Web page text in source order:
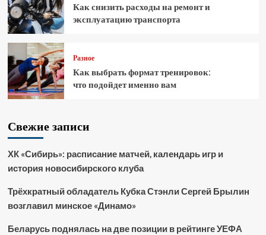
Как снизить расходы на ремонт и
эксплуатацию транспорта
Разное
Как выбрать формат тренировок:
что подойдет именно вам
Свежие записи
ХК «Сибирь»: расписание матчей, календарь игр и
история новосибирского клуба
Трёхкратный обладатель Кубка Стэнли Сергей Брылин
возглавил минское «Динамо»
Беларусь поднялась на две позиции в рейтинге УЕФА